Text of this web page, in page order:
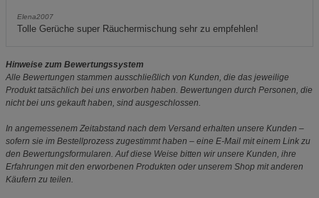
Elena2007
Tolle Gerüche super Räuchermischung sehr zu empfehlen!
Hinweise zum Bewertungssystem
Alle Bewertungen stammen ausschließlich von Kunden, die das jeweilige
Produkt tatsächlich bei uns erworben haben. Bewertungen durch Personen, die
nicht bei uns gekauft haben, sind ausgeschlossen.
In angemessenem Zeitabstand nach dem Versand erhalten unsere Kunden –
sofern sie im Bestellprozess zugestimmt haben – eine E-Mail mit einem Link zu
den Bewertungsformularen. Auf diese Weise bitten wir unsere Kunden, ihre
Erfahrungen mit den erworbenen Produkten oder unserem Shop mit anderen
Käufern zu teilen.